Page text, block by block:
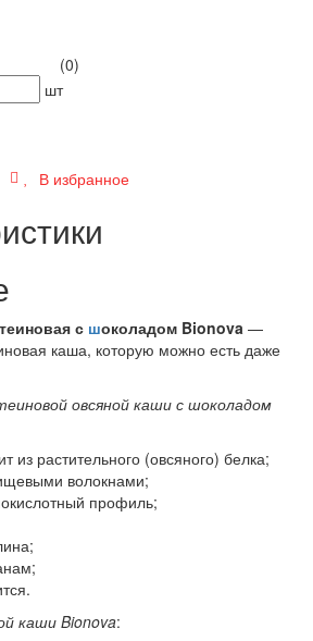
(0)
шт
В избранное
с шоколадом Bionova —
каша, которую можно есть даже
овсяной каши с шоколадом
из растительного (овсяного) белка;
волокнами;
профиль;
каши Bionova: